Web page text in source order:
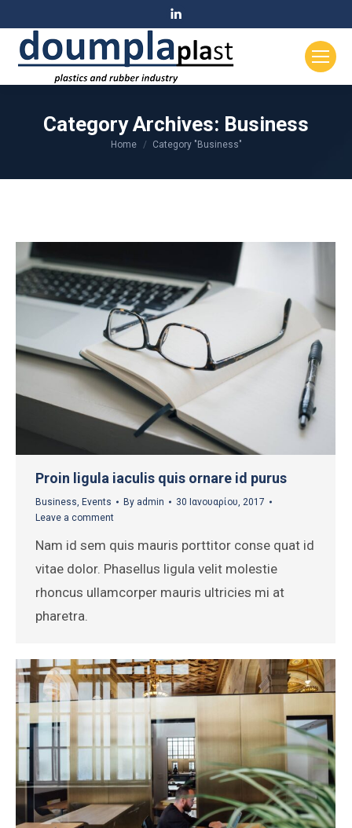
opens
window
Category Archives: Business
You are here:
Home Category "Business"
Proin ligula iaculis quis ornare id purus
Business, Events By admin
30 Ιανουαρίου, 2017
Leave a comment
Nam id sem quis mauris porttitor conse quat id
vitae dolor. Phasellus ligula velit molestie
rhoncus ullamcorper mauris ultricies mi at
pharetra.